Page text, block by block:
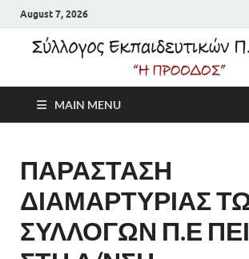
August 7, 2026
Σύλλογος
Πειραιά "Η
MAIN MENU
ΠΑΡΑΣΤΑΣΗ
ΔΙΑΜΑΡΤΥΡΙΑΣ
ΣΥΛΛΟΓΩΝ Π.Ε